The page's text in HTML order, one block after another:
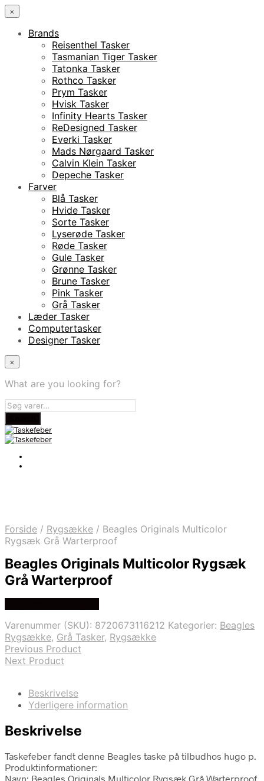
×
Brands
Reisenthel Tasker
Tasmanian Tiger Tasker
Tatonka Tasker
Rothco Tasker
Prym Tasker
Hvisk Tasker
Infinity Hearts Tasker
ReDesigned Tasker
Everki Tasker
Mads Nørgaard Tasker
Calvin Klein Tasker
Depeche Tasker
Farver
Blå Tasker
Hvide Tasker
Sorte Tasker
Lyserøde Tasker
Røde Tasker
Gule Tasker
Grønne Tasker
Brune Tasker
Pink Tasker
Grå Tasker
Læder Tasker
Computertasker
Designer Tasker
×
What are you looking for?
Forside / Rygsække / Beagles Originals Multicolor
Rygsæk Grå Warterproof
Beagles Originals Multicolor Rygsæk
Grå Warterproof
Varenummer (SKU): 8720673116212 Kategorier: Beagles
Rygsække, Grå Tasker, Rygsække
Previous Product
Next Product
Beskrivelse
Yderligere information
Beskrivelse
Taskefeber fandt denne Beagles taske på tilbudhos hugo p.
Produktinformationer:
Navn: Beagles Originals Multicolor Rygsæk Grå Warterproof